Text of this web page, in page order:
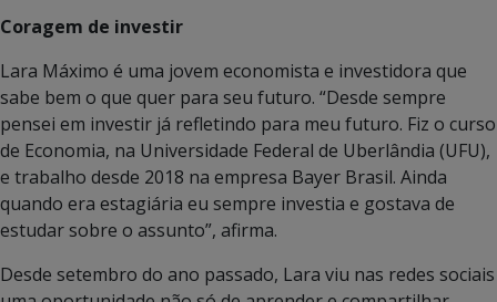
Coragem de investir
Lara Máximo é uma jovem economista e investidora que
sabe bem o que quer para seu futuro. “Desde sempre
pensei em investir já refletindo para meu futuro. Fiz o curso
de Economia, na Universidade Federal de Uberlândia (UFU),
e trabalho desde 2018 na empresa Bayer Brasil. Ainda
quando era estagiária eu sempre investia e gostava de
estudar sobre o assunto”, afirma.
Desde setembro do ano passado, Lara viu nas redes sociais